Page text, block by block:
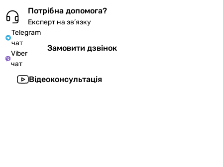
Потрібна допомога?
Експерт на зв’язку
Telegram
чат
Viber
чат
Замовити дзвінок
Відеоконсультація